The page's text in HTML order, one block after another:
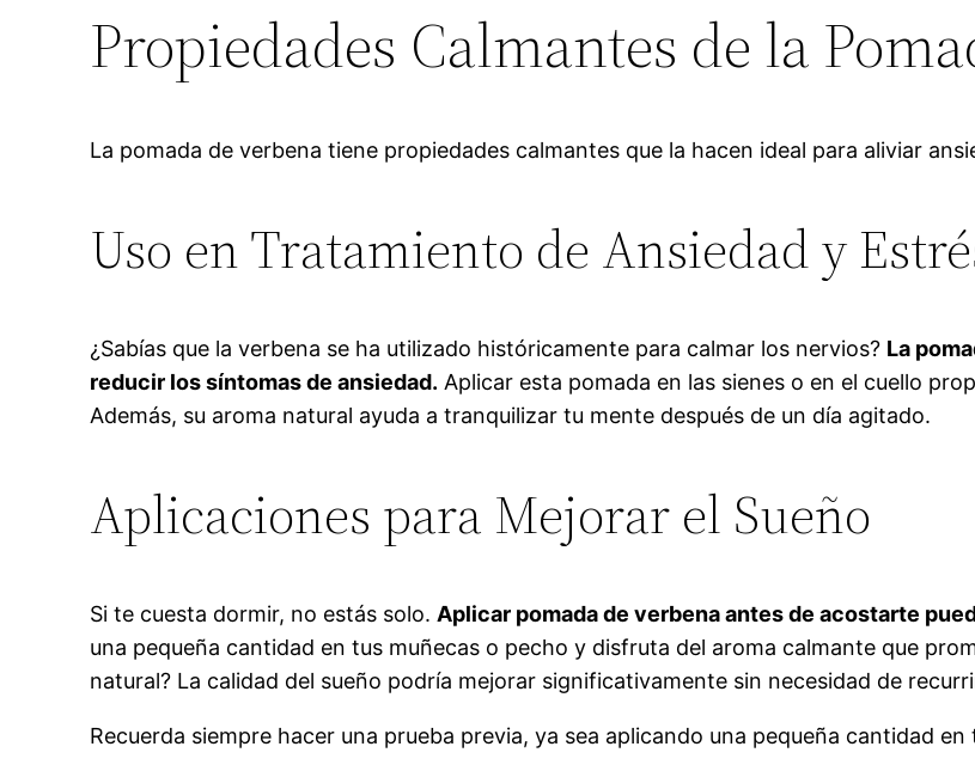
Propiedades Calmantes de la
La pomada de verbena tiene propiedades calmantes que la hacen ideal para aliviar
Uso en Tratamiento de Ansiedad y
¿Sabías que la verbena se ha utilizado históricamente para calmar los nervios? La
reducir los síntomas de ansiedad. Aplicar esta pomada en las sienes o en el cuello
Además, su aroma natural ayuda a tranquilizar tu mente después de un día agitado.
Aplicaciones para Mejorar el Sueño
Si te cuesta dormir, no estás solo. Aplicar pomada de verbena antes de acostarte
una pequeña cantidad en tus muñecas o pecho y disfruta del aroma calmante que
natural? La calidad del sueño podría mejorar significativamente sin necesidad de
Recuerda siempre hacer una prueba previa, ya sea aplicando una pequeña cantidad